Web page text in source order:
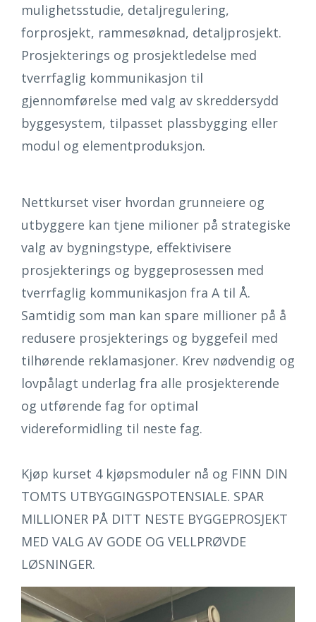
mulighetsstudie, detaljregulering,
forprosjekt, rammesøknad, detaljprosjekt.
Prosjekterings og prosjektledelse med
tverrfaglig kommunikasjon til
gjennomførelse med valg av skreddersydd
byggesystem, tilpasset plassbygging eller
modul og elementproduksjon.
Nettkurset viser hvordan grunneiere og
utbyggere kan tjene milioner på strategiske
valg av bygningstype, effektivisere
prosjekterings og byggeprosessen med
tverrfaglig kommunikasjon fra A til Å.
Samtidig som man kan spare millioner på å
redusere prosjekterings og byggefeil med
tilhørende reklamasjoner. Krev nødvendig og
lovpålagt underlag fra alle prosjekterende
og utførende fag for optimal
videreformidling til neste fag.
Kjøp kurset 4 kjøpsmoduler nå og FINN DIN
TOMTS UTBYGGINGSPOTENSIALE. SPAR
MILLIONER PÅ DITT NESTE BYGGEPROSJEKT
MED VALG AV GODE OG VELLPRØVDE
LØSNINGER.